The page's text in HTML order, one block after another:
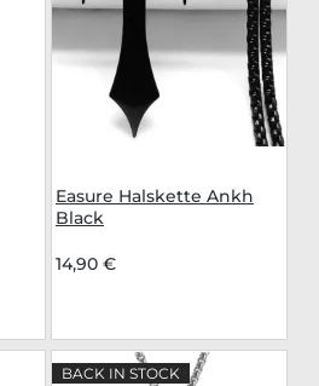
Easure Halskette Ankh
Black
14,90 €
BACK IN STOCK